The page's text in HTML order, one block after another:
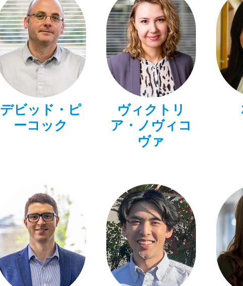
デビッド・ピ
ーコック
ヴィクトリ
ア・ノヴィコ
ヴァ